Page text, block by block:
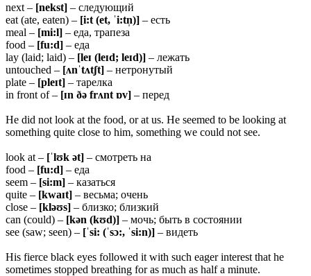
next – [nekst] – следующий
eat (ate, eaten) – [i:t (et, ˈi:tn̩)] – есть
meal – [mi:l] – еда, трапеза
food – [fu:d] – еда
lay (laid; laid) – [leɪ (leɪd; leɪd)] – лежать
untouched – [ʌnˈtʌtʃt] – нетронутый
plate – [pleɪt] – тарелка
in front of – [ɪn ðə frʌnt ɒv] – перед
He did not look at the food, or at us. He seemed to be looking at
something quite close to him, something we could not see.
look at – [ˈlʊk ət] – смотреть на
food – [fu:d] – еда
seem – [si:m] – казаться
quite – [kwaɪt] – весьма; очень
close – [kləʊs] – близко; близкий
can (could) – [kən (kʊd)] – мочь; быть в состоянии
see (saw; seen) – [ˈsi: (ˈsɔ:, ˈsi:n)] – видеть
His fierce black eyes followed it with such eager interest that he
sometimes stopped breathing for as much as half a minute.